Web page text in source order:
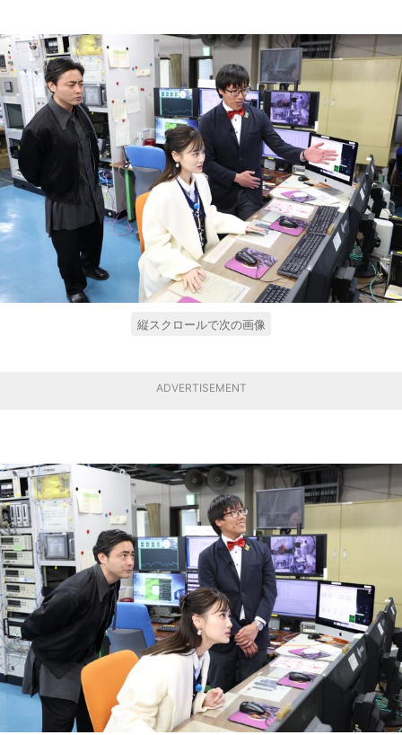
縦スクロールで次の画像
ADVERTISEMENT